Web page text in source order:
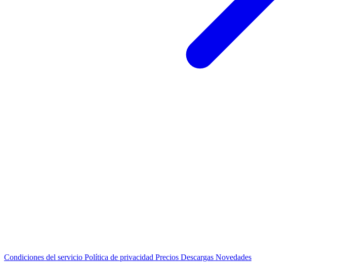
Condiciones del servicio Política de privacidad Precios Descargas Novedades